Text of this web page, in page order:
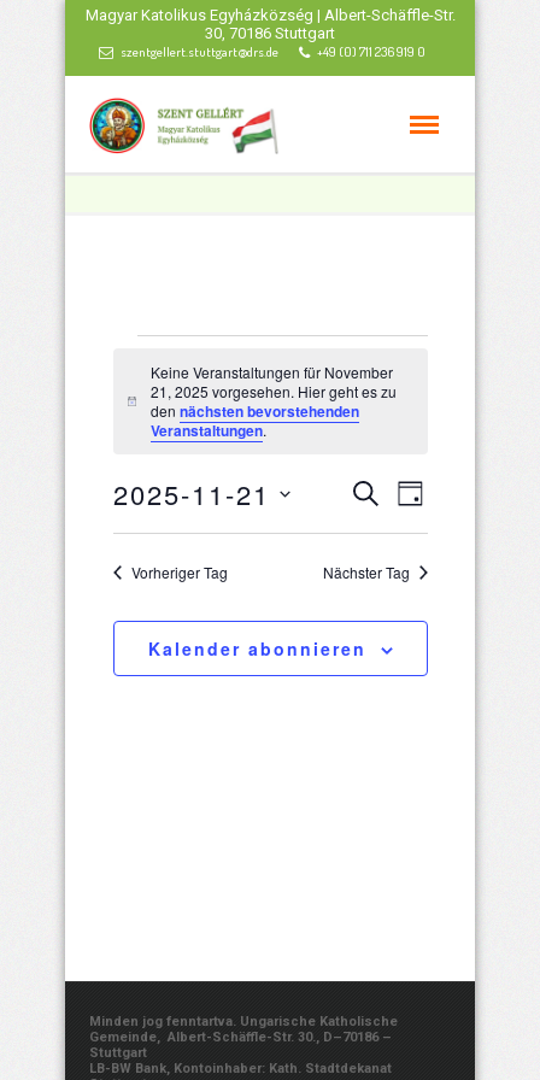
Magyar Katolikus Egyházközség | Albert-Schäffle-Str.
30, 70186 Stuttgart
szentgellert.stuttgart@drs.de +49 (0) 711 236 919 0
Veranstaltungen
für
November
21,
2025
Hinweis
Keine Veranstaltungen für November
21, 2025 vorgesehen. Hier geht es zu
den nächsten bevorstehenden
Veranstaltungen.
Such-
und
Suche
Tag
2025-11-21
Vorheriger Tag Nächster Tag
Kalender abonnieren
Minden jog fenntartva. Ungarische Katholische
Gemeinde, Albert-Schäffle-Str. 30., D–70186 –
Stuttgart
LB-BW Bank, Kontoinhaber: Kath. Stadtdekanat